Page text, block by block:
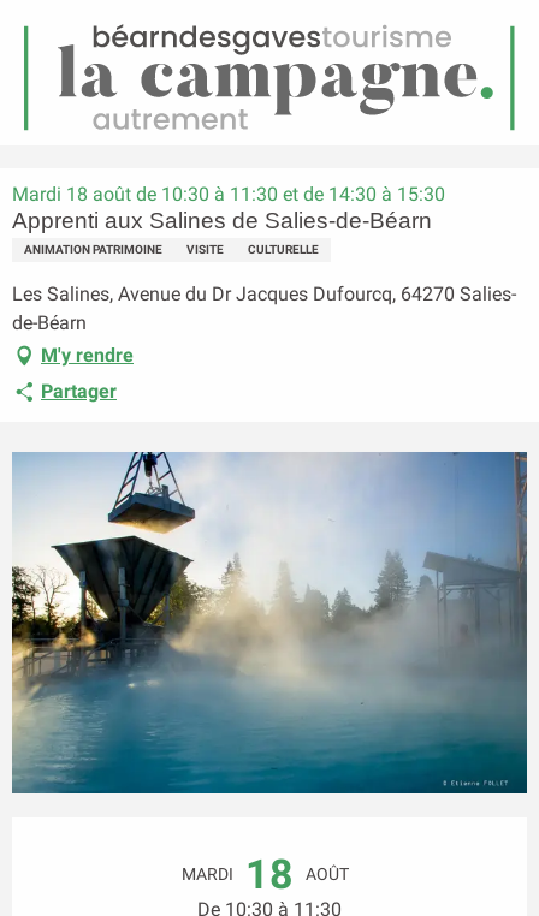
Menu
Apprenti aux Salines de Salies-de-Béarn
Mardi 18 août de 10:30 à 11:30 et de 14:30 à 15:30
Apprenti aux Salines de Salies-de-Béarn
ANIMATION PATRIMOINE VISITE CULTURELLE
Les Salines, Avenue du Dr Jacques Dufourcq, 64270 Salies-
de-Béarn
M'y rendre
Partager
MARDI 18 AOÛT
De 10:30 à 11:30